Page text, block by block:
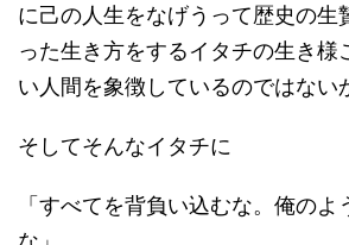
に己の人生をなげうって歴史の生
った生き方をするイタチの生き様
い人間を象徴しているのではない
そしてそんなイタチに
「すべてを背負い込むな。俺のよ